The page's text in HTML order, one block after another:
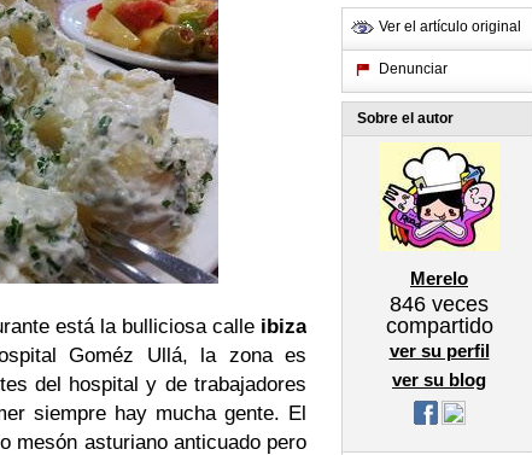
está la bulliciosa calle ibiza
Goméz Ullá, la zona es
del hospital y de trabajadores
siempre hay mucha gente. El
mesón asturiano anticuado pero
Ver el artículo original
Denunciar
Sobre el autor
Merelo
846 veces
compartido
ver su perfil
ver su blog